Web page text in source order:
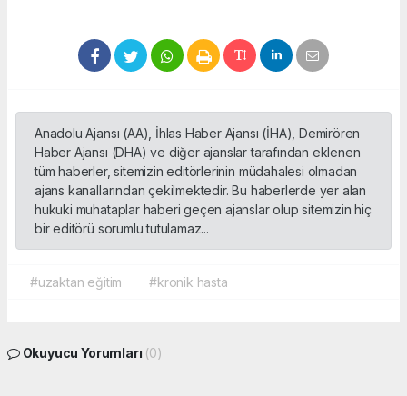
Anadolu Ajansı (AA), İhlas Haber Ajansı (İHA), Demirören
Haber Ajansı (DHA) ve diğer ajanslar tarafından eklenen
tüm haberler, sitemizin editörlerinin müdahalesi olmadan
ajans kanallarından çekilmektedir. Bu haberlerde yer alan
hukuki muhataplar haberi geçen ajanslar olup sitemizin hiç
bir editörü sorumlu tutulamaz...
#uzaktan eğitim #kronik hasta
Okuyucu Yorumları (0)